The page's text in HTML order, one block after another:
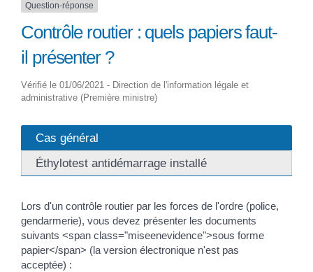
Question-réponse
Contrôle routier : quels papiers faut-
il présenter ?
Vérifié le 01/06/2021 - Direction de l'information légale et
administrative (Première ministre)
Cas général
Éthylotest antidémarrage installé
Lors d'un contrôle routier par les forces de l'ordre (police,
gendarmerie), vous devez présenter les documents
suivants <span class="miseenevidence">sous forme
papier</span> (la version électronique n'est pas
acceptée) :